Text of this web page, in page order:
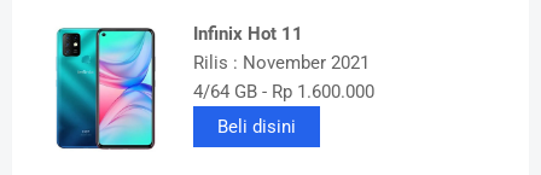
Infinix Hot 11
Rilis : November 2021
4/64 GB - Rp 1.600.000
Beli disini